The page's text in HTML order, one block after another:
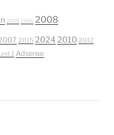
2028 1986 2008
2015 2024 2010 2012
1 Adsense